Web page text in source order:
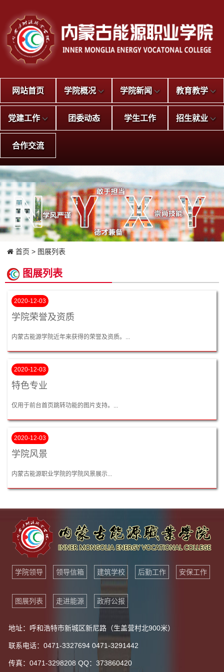
网站首页 学院概况 学院新闻 教育教学
党建工作 团委动态 学生工作 招生就业
合作交流
首页 > 图展列表
图展列表
2020-12-03
学院荣誉及资质
内蒙古能源学院近年来获得的荣誉及资质。...
2020-12-03
特色专业
仅用于前台首页跳转功能的图片支持。...
2020-12-03
学院风景
内蒙古能源职业学院的学院风景展示...
学院领导 领导信箱 建筑学校 后勤工作 安保工作
图展列表 走进能源 政府公报
地址：呼和浩特市新城区新尼路（生盖营村北900米）
联系电话：0471-3327694 0471-3291442
传真：0471-3298208 QQ：373860420